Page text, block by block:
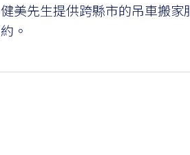
美先生提供跨縣市的吊車搬家
。